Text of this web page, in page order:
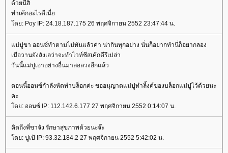
ด้วยนี่สิ
ทำเค้กอะไรดีเนี่
ดย: Poy IP: 24.18.187.175 26 พฤศจิกายน 2552 23:47:44 น.
ม่ปูขา ออนซ์ทำตามไม่ทันแล้วค่า น่ากินทุกอย่าง นั่นก็อยากทำนี่ก็อยากลอง
เมื่อวานยังลังเลว่าจะทำไวท์ชีสเค้กดีรึเปล่า
วันนี้แม่ปูเอาอย่างอื่นมาล่อลวงอีกแล้ว
ตอนนี้ออนซ์กำลังหัดทำบล็อกค่ะ ขออนุญาตแม่ปูทำลิ้งค์ของบล็อกแม่ปูไว้ด้วยนะ
คะ
ดย: ออนซ์ IP: 112.142.6.177 27 พฤศจิกายน 2552 0:14:07 น.
คิดถึงพี่ขาจัง รักษาสุขภาพด้วยนะจ๊ะ
ดย: ปูเป้ IP: 93.32.184.2 27 พฤศจิกายน 2552 5:42:02 น.